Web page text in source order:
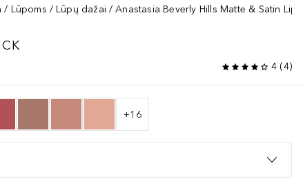
Lūpoms Lūpų dažai Anastasia Beverly Hills Matte & Satin
4 (4)
+16